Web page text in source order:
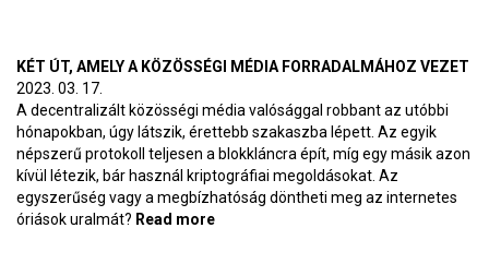
bitcoin-költők
társasága –
237-238.
KÉT ÚT, AMELY A KÖZÖSSÉGI MÉDIA FORRADALMÁHOZ VEZET
2023. 03. 17.
A decentralizált közösségi média valósággal robbant az utóbbi
hónapokban, úgy látszik, érettebb szakaszba lépett. Az egyik
népszerű protokoll teljesen a blokkláncra épít, míg egy másik azon
kívül létezik, bár használ kriptográfiai megoldásokat. Az
egyszerűség vagy a megbízhatóság döntheti meg az internetes
óriások uralmát? Read more